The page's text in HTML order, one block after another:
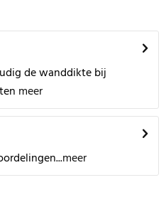
de wanddikte bij
meer
meer